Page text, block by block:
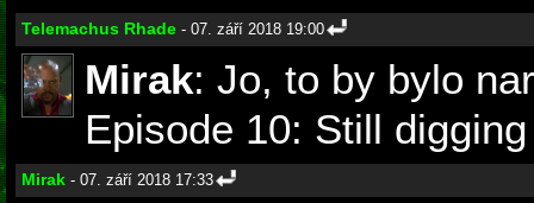
Telemachus Rhade - 07. září 2018 19:00
Mirak: Jo, to by bylo
Episode 10: Still
Mirak - 07. září 2018 17:33